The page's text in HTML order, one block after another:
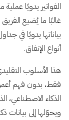
الفواتير يدويًا
غالبًا ما يُضيع
بياناتها يدويًا في
أنواع الإنفاق.
هذا الأسلوب
فقط، بدون فهم
الذكاء الاصطناعي،
ويحوّلها إلى بيانات